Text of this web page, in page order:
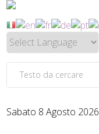
Sabato 8 Agosto 2026